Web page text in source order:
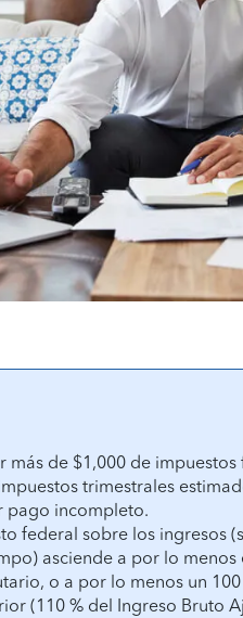
más de $1,000 de
trimestrales
pago incompleto.
federal sobre los ingresos
asciende a por lo
o a por lo menos un
(110 % del Ingreso Bruto